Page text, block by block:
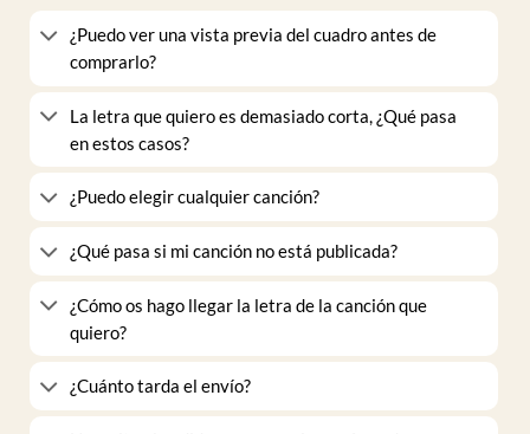
¿Puedo ver una vista previa del cuadro antes de
comprarlo?
La letra que quiero es demasiado corta, ¿Qué pasa
en estos casos?
¿Puedo elegir cualquier canción?
¿Qué pasa si mi canción no está publicada?
¿Cómo os hago llegar la letra de la canción que
quiero?
¿Cuánto tarda el envío?